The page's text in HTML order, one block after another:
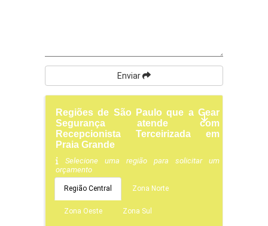
Enviar
Regiões de São Paulo que a Gear
Segurança atende com
Recepcionista Terceirizada em
Praia Grande
Selecione uma região para solicitar um
orçamento
Região Central Zona Norte
Zona Oeste Zona Sul